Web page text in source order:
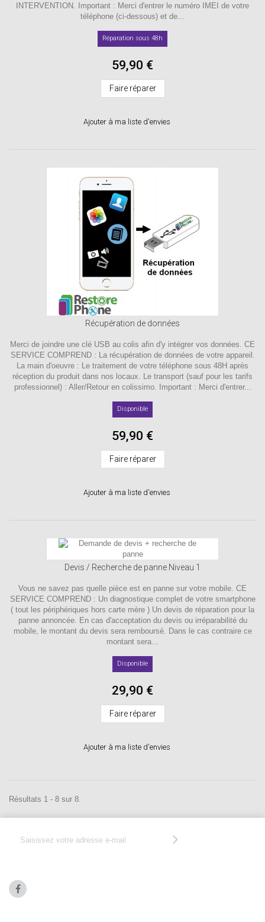
INTERVENTION. Important : Merci d'entrer le numéro IMEI de votre
téléphone (ci-dessous) et de...
Réparation sous 48h
59,90 €
Faire réparer
Ajouter à ma liste d'envies
Récupération de données
Merci de joindre une clé USB au colis afin d'y intégrer vos données. CE
SERVICE COMPREND : La récupération de données de votre appareil.
La main d'oeuvre : Le traitement de votre téléphone sous 48H après
réception du produit dans nos locaux. Le transport (sauf pour les tarifs
professionnel) : Aller/Retour en colissimo. Important : Merci d'entrer...
Disponible
59,90 €
Faire réparer
Ajouter à ma liste d'envies
Devis / Recherche de panne Niveau 1
Vous ne savez pas quelle pièce est en panne sur votre mobile. CE
SERVICE COMPREND : Un diagnostique complet de votre smartphone
( tout les périphériques hors carte mère ) Un devis de réparation pour la
panne annoncée. En cas d'acceptation du devis ou irréparabilité du
mobile, le montant du devis sera remboursé. Dans le cas contraire ce
montant sera...
Disponible
29,90 €
Faire réparer
Ajouter à ma liste d'envies
Résultats 1 - 8 sur 8.